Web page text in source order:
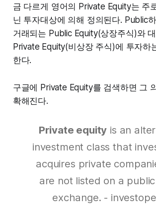
금 다르게 영어의 Private Equity는 주
닌 투자대상에 의해 정의된다. Public
거래되는 Public Equity(상장주식)와
Private Equity(비상장 주식)에 투자하
한다.
구글에 Private Equity를 검색하면 그
확해진다.
Private equity is an
investment class that
acquires private
are not listed on a
exchange. -